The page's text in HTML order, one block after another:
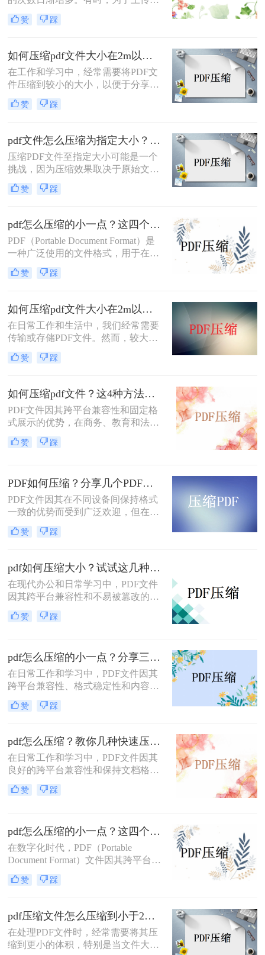
阅读PDF文件，PDF文件太大，无法
上传。在这种情况下，如果您能如何
解决此类问题。你知道如何PDF压缩
吗？如果你不能，你可以跟着小编来
解决！
赞 踩
如何压缩pdf文件大小在2m以内？教你三种压缩文件的方法！
在工作和学习中，经常需要将PDF文
件压缩到较小的大小，以便于分享和
传输。特别是当文件需要通过电子邮
件发送或上传到某些平台时，文件大
PDF文件大小在2M以内呢？本文将介
绍三种常见的PDF文件压缩方法，帮
助您根据实际需求选择最合适的方
式。
赞 踩
pdf文件怎么压缩为指定大小？4种方法教你轻松搞定！
压缩PDF文件至指定大小可能是一个
挑战，因为压缩效果取决于原始文件
的内容、图像质量、嵌入的字体等多
个因素。然而，通过一系列的策略和
接近目标大小。那么pdf文件怎么压缩
为指定大小呢？以下是一些建议和方
法来实现这一目标。
赞 踩
pdf怎么压缩的小一点？这四个方法帮你轻松解决！
PDF（Portable Document Format）是
一种广泛使用的文件格式，用于在各
种设备上保持文档的一致性和可读
性。然而，大型的PDF文件往往会占
户体验。那么pdf怎么压缩的小一点
呢？本文将介绍几种实用的方法和工
具，帮助你将PDF文件压缩得更小，
同时尽量保持文件的质量。
赞 踩
如何压缩pdf文件大小在2m以内？试试这四种压缩技巧！
在日常工作和生活中，我们经常需要
传输或存储PDF文件。然而，较大的
文件不仅占用更多存储空间，还会增
加传输时间和成本。特别是当文件需
可能会超出邮件附件的大小限制。那
么如何压缩pdf文件大小在2m以内
呢？本文将介绍几种方法，帮助你将
PDF文件压缩至2MB以内，从而更方
便地管理和分享。
赞 踩
如何压缩pdf文件？这4种方法不容错过！
PDF文件因其跨平台兼容性和固定格
式展示的优势，在商务、教育和法律
等领域被广泛使用。然而，较大的
PDF文件不仅占用存储空间，还会影
能。那么如何压缩pdf文件呢？本文将
介绍几种压缩PDF文件的方法，帮助
你有效减小文件大小而不牺牲质量。
赞 踩
PDF如何压缩？分享几个PDF压缩技巧！
PDF文件因其在不同设备间保持格式
一致的优势而受到广泛欢迎，但在传
输和存储时，较大的文件大小可能会
成为一个难题。压缩PDF文件不仅可
在网络中的传输速度。那么PDF如何
压缩呢？以下是几种简单有效的方
法，帮助你压缩PDF文件而不牺牲太
多质量。
赞 踩
pdf如何压缩大小？试试这几种压缩方法!
在现代办公和日常学习中，PDF文件
因其跨平台兼容性和不易被篡改的特
性而广泛应用。然而，随着文档内容
的增加，PDF文件体积也会相应增
本文将详细介绍几种常用的PDF压缩
方法，帮助您轻松将PDF文件压缩到
更小的大小。
赞 踩
pdf怎么压缩的小一点？分享三招轻松压缩!！
在日常工作和学习中，PDF文件因其
跨平台兼容性、格式稳定性和内容不
可编辑性而备受欢迎。然而，随着文
件内容的增加，PDF文件往往会变得
便。为了解决这一问题，那么pdf怎么
压缩的小一点呢？本文将详细介绍几
种有效压缩PDF文件大小的方法，帮
助您轻松管理文件，提升工作效率。
赞 踩
pdf怎么压缩？教你几种快速压缩的方法！
在日常工作和学习中，PDF文件因其
良好的跨平台兼容性和保持文档格式
不变的特性而广受欢迎。然而，随着
文档内容的丰富，尤其是包含大量图
了宝贵的存储空间，还可能影响文件
的传输速度和共享效率。因此，学会
pdf怎么压缩变得尤为重要。本文将为
法，帮助您轻松解决文件过大的问
赞 踩
pdf怎么压缩的小一点？这四个方法让你快速压缩！
在数字化时代，PDF（Portable
Document Format）文件因其跨平台兼
容性、保持文档格式不变等特性而广
泛应用于各种场景，如报告、书籍、
加，PDF文件的大小也会相应增长，
给存储、传输和分享带来不便。因
此，将PDF文件压缩得更小成为了一
个常见的需求。那么pdf怎么压缩的小
赞 踩
pdf压缩文件怎么压缩到小于2M？可以试试这三个方法!
在处理PDF文件时，经常需要将其压
缩到更小的体积，特别是当文件大小